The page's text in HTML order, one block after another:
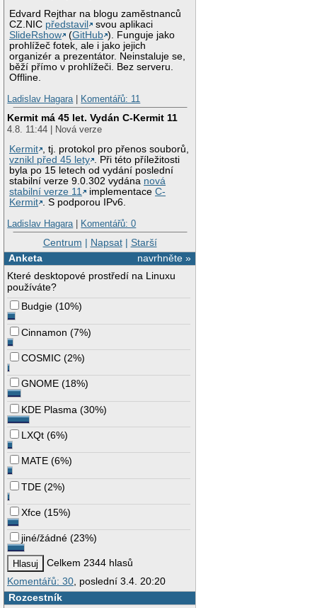
Edvard Rejthar na blogu zaměstnanců
CZ.NIC představil
svou aplikaci
SlideRshow
(GitHub ). Funguje jako
prohlížeč fotek, ale i jako jejich
organizér a prezentátor. Neinstaluje se,
běží přímo v prohlížeči. Bez serveru.
Offline.
Ladislav Hagara| Komentářů: 11
Kermit má 45 let. Vydán C-Kermit 11
4.8. 11:44 | Nová verze
Kermit , tj. protokol pro přenos souborů,
vznikl před 45 lety . Při této příležitosti
byla po 15 letech od vydání poslední
stabilní verze 9.0.302 vydána nová
stabilní verze 11
implementaceC-
Kermit . S podporou IPv6.
Ladislav Hagara| Komentářů: 0
Centrum | Napsat| Starší
navrhněte »
Anketa
Které desktopové prostředí na Linuxu
používáte?
Budgie (10%)
Cinnamon (7%)
COSMIC (2%)
GNOME (18%)
KDE Plasma (30%)
LXQt (6%)
MATE (6%)
TDE (2%)
Xfce (15%)
jiné/žádné (23%)
Celkem 2344 hlasů
Komentářů: 30 , poslední 3.4. 20:20
Rozcestník